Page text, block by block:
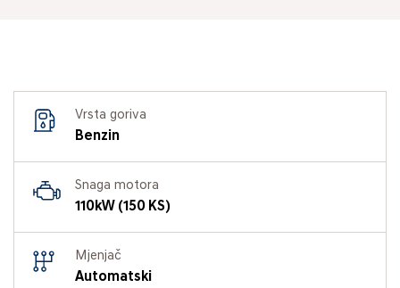
Vrsta goriva
Benzin
Snaga motora
110kW (150 KS)
Mjenjač
Automatski